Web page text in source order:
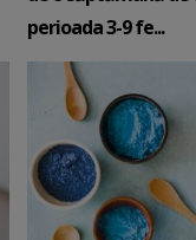
perioada 3-9 fe...